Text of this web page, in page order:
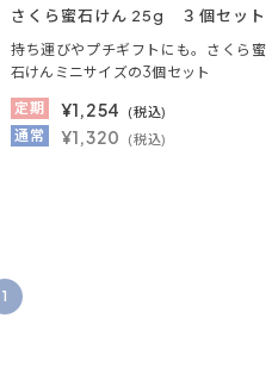
さくら蜜石けん 25g ３個セット
持ち運びやプチギフトにも。さくら蜜
石けんミニサイズの3個セット
定期
¥1,254 (税込)
通常 ¥1,320 (税込)
1